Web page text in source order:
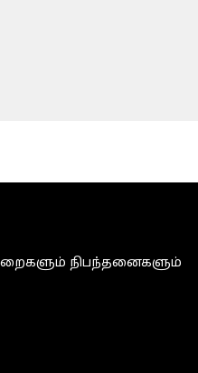
நிபந்தனைகளும்